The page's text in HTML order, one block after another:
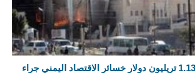
1.13 تريليون دولار خسائر الاقتصاد اليمني جراء